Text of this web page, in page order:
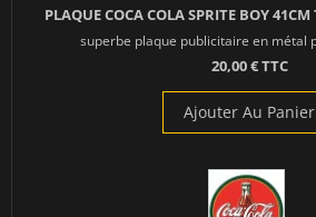
PLAQUE COCA COLA SPRITE BOY
superbe plaque publicitaire en métal
20,00 € TTC
Ajouter Au Panier